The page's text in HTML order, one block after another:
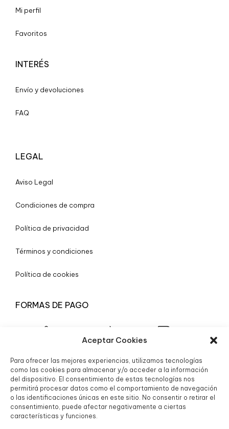
Aceptar Cookies
Para ofrecer las mejores experiencias, utilizamos tecnologías
como las cookies para almacenar y/o acceder a la información
del dispositivo. El consentimiento de estas tecnologías nos
permitirá procesar datos como el comportamiento de navegación
o las identificaciones únicas en este sitio. No consentir o retirar el
consentimiento, puede afectar negativamente a ciertas
características y funciones.
Mi perfil
Favoritos
INTERÉS
Envío y devoluciones
FAQ
LEGAL
Aviso Legal
Condiciones de compra
Política de privacidad
Términos y condiciones
Política de cookies
FORMAS DE PAGO
© 2025 Boutique Granada S.L.